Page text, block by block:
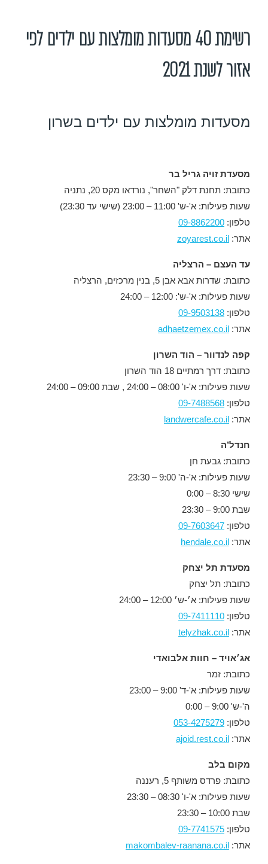
רשימת 40 מסעדות מומלצות עם ילדים לפי
אזור לשנת 2021
מסעדות מומלצות עם ילדים בשרון
מסעדת זויה גריל בר
כתובת: תחנת דלק "השחר", נורדאו מקס 20, נתניה
שעות פעילות: א'-ש' 11:00 – 23:00 (שישי עד 23:30)
טלפון: 09-8862200
אתר: zoyarest.co.il
עד העצם – הרצליה
כתובת: שדרות אבא אבן 5, בנין מרכזים, הרצליה
שעות פעילות: א'-ש': 12:00 – 24:00
טלפון: 09-9503138
אתר: adhaetzemex.co.il
קפה לנדוור – הוד השרון
כתובת: דרך רמתיים 18 הוד השרון
שעות פעילות: א'-ו' 08:00 – 24:00 , שבת 09:00 – 24:00
טלפון: 09-7488568
אתר: landwercafe.co.il
חנדל’ה
כתובת: גבעת חן
שעות פעילות: א'-ה' 9:00 – 23:30
שישי 8:30 – 0:00
שבת 9:00 – 23:30
טלפון: 09-7603647
אתר: hendale.co.il
מסעדת תל יצחק
כתובת: תל יצחק
שעות פעילות: א׳-ש׳ 12:00 – 24:00
טלפון: 09-7411110
אתר: telyzhak.co.il
אג׳אויד – חוות אלבואדי
כתובת: זמר
שעות פעילות: א'-ד' 9:00 – 23:00
ה'-ש' 9:00 – 0:00
טלפון: 053-4275279
אתר: ajoid.rest.co.il
מקום בלב
כתובת: פרדס משותף 5, רעננה
שעות פעילות: א'-ו' 08:30 – 23:30
שבת 10:00 – 23:30
טלפון: 09-7741575
אתר: makombalev-raanana.co.il